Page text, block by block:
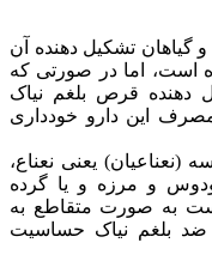
گیاهان تشکیل دهنده آن
است، اما در صورتی که
دهنده قرص بلغم نیاک
این دارو خودداری
(نعناعیان) یعنی نعناع،
و مرزه و یا گرده
به صورت متقاطع به
بلغم نیاک حساسیت